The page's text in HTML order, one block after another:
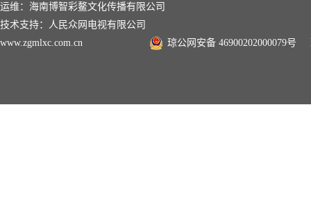
运维：海南博智彩鳌文化传播有限公司
技术支持：人民众网电视有限公司
www.zgmlxc.com.cn
琼公网安备 46900202000079号